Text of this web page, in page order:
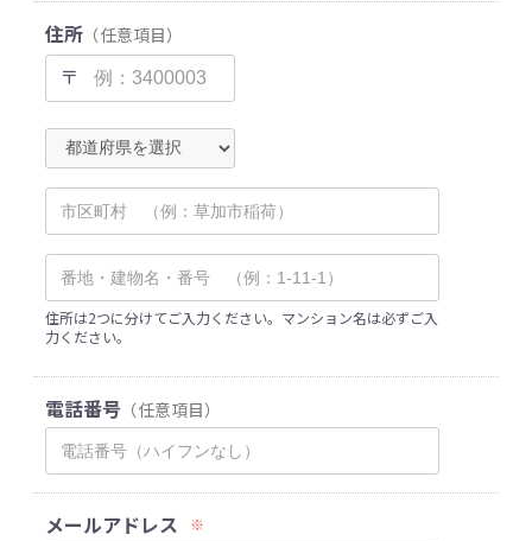
住所 （任意項目）
〒
住所は2つに分けてご入力ください。マンション名は必ずご入
力ください。
電話番号 （任意項目）
メールアドレス ※